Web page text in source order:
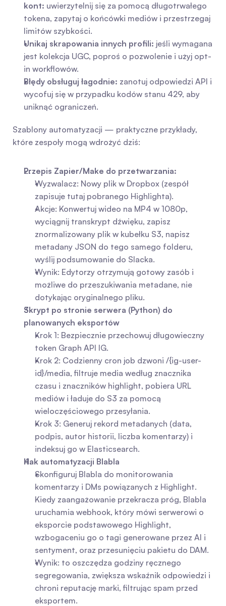
kont: uwierzytelnij się za pomocą długotrwałego
tokena, zapytaj o końcówki mediów i przestrzegaj
limitów szybkości.
Unikaj skrapowania innych profili: jeśli wymagana
jest kolekcja UGC, poproś o pozwolenie i użyj opt-
in workflowów.
Błędy obsługuj łagodnie: zanotuj odpowiedzi API i
wycofuj się w przypadku kodów stanu 429, aby
uniknąć ograniczeń.
Szablony automatyzacji — praktyczne przykłady,
które zespoły mogą wdrożyć dziś:
Przepis Zapier/Make do przetwarzania:
Wyzwalacz: Nowy plik w Dropbox (zespół
zapisuje tutaj pobranego Highlighta).
Akcje: Konwertuj wideo na MP4 w 1080p,
wyciągnij transkrypt dźwięku, zapisz
znormalizowany plik w kubełku S3, napisz
metadany JSON do tego samego folderu,
wyślij podsumowanie do Slacka.
Wynik: Edytorzy otrzymują gotowy zasób i
możliwe do przeszukiwania metadane, nie
dotykając oryginalnego pliku.
Skrypt po stronie serwera (Python) do
planowanych eksportów
Krok 1: Bezpiecznie przechowuj długowieczny
token Graph API IG.
Krok 2: Codzienny cron job dzwoni /{ig-user-
id}/media, filtruje media według znacznika
czasu i znaczników highlight, pobiera URL
mediów i ładuje do S3 za pomocą
wieloczęściowego przesyłania.
Krok 3: Generuj rekord metadanych (data,
podpis, autor historii, liczba komentarzy) i
indeksuj go w Elasticsearch.
Hak automatyzacji Blabla
Skonfiguruj Blabla do monitorowania
komentarzy i DMs powiązanych z Highlight.
Kiedy zaangażowanie przekracza próg, Blabla
uruchamia webhook, który mówi serwerowi o
eksporcie podstawowego Highlight,
wzbogaceniu go o tagi generowane przez AI i
sentyment, oraz przesunięciu pakietu do DAM.
Wynik: to oszczędza godziny ręcznego
segregowania, zwiększa wskaźnik odpowiedzi i
chroni reputację marki, filtrując spam przed
eksportem.